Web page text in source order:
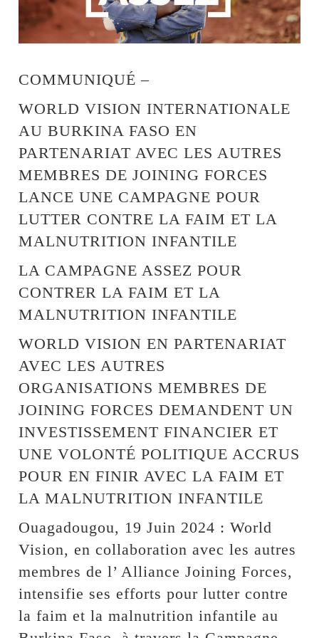
COMMUNIQUÉ –
WORLD VISION INTERNATIONALE
AU BURKINA FASO EN
PARTENARIAT AVEC LES AUTRES
MEMBRES DE JOINING FORCES
LANCE UNE CAMPAGNE POUR
LUTTER CONTRE LA FAIM ET LA
MALNUTRITION INFANTILE
LA CAMPAGNE ASSEZ POUR
CONTRER LA FAIM ET LA
MALNUTRITION INFANTILE
WORLD VISION EN PARTENARIAT
AVEC LES AUTRES
ORGANISATIONS MEMBRES DE
JOINING FORCES DEMANDENT UN
INVESTISSEMENT FINANCIER ET
UNE VOLONTÉ POLITIQUE ACCRUS
POUR EN FINIR AVEC LA FAIM ET
LA MALNUTRITION INFANTILE
Ouagadougou, 19 Juin 2024 : World
Vision, en collaboration avec les autres
membres de l’ Alliance Joining Forces,
intensifie ses efforts pour lutter contre
la faim et la malnutrition infantile au